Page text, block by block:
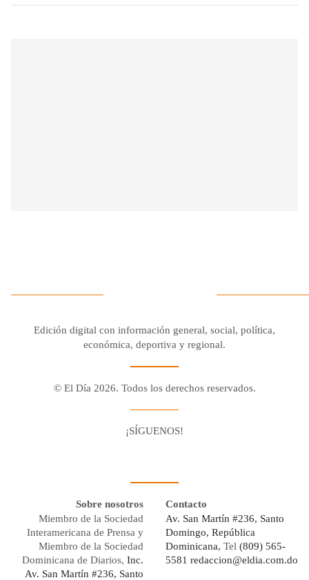
Edición digital con información general, social, política,
económica, deportiva y regional.
© El Día 2026. Todos los derechos reservados.
¡SÍGUENOS!
Sobre nosotros
Miembro de la Sociedad
Interamericana de Prensa y
Miembro de la Sociedad
Dominicana de Diarios, Inc.
Av. San Martín #236, Santo
Contacto
Av. San Martín #236, Santo
Domingo, República
Dominicana, Tel (809) 565-
5581 redaccion@eldia.com.do